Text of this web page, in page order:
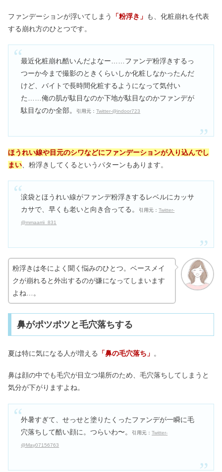
ファンデーションが浮いてしまう 「粉浮き」 も、化粧崩れを代表
する崩れ方のひとつです。
最近化粧崩れ酷いんだよなー……ファンデ粉浮きするっ
つーか今まで撮影のときくらいしか化粧しなかったんだ
けど、バイトで長時間化粧するようになって気付い
た……俺の肌が駄目なのか下地が駄目なのかファンデが
駄目なのか全部。
引用元：Twitter‐@indoor723
ほうれい線や目元のシワなどにファンデーションが入り込んでし
まい 、粉浮きしてくるというパターンもあります。
涙袋とほうれい線がファンデ粉浮きするレベルにカッサ
カサで、早くも老いと向き合ってる。
引用元：Twitter‐
@mmaarrii_831
粉浮きは冬によく聞く悩みのひとつ。ベースメイ
クが崩れると外出するのが嫌になってしまいます
よね…。
鼻がポツポツと毛穴落ちする
夏は特に気になる人が増える 「鼻の毛穴落ち」 。
鼻は顔の中でも毛穴が目立つ場所のため、毛穴落ちしてしまうと
気分が下がりますよね。
外暑すぎて、せっせと塗りたくったファンデが一瞬に毛
穴落ちして酷い顔に。つらいわ〜。
引用元：Twitter‐
@May07156763